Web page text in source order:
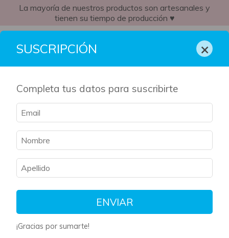
La mayoría de nuestros productos son artesanales y
tienen su tiempo de producción ♥
SUSCRIPCIÓN ×
Completa tus datos para suscribirte
ENVIAR
¡Gracias por sumarte!